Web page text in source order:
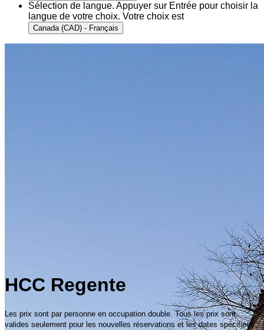
Sélection de langue. Appuyer sur Entrée pour choisir la
langue de votre choix. Votre choix est
Canada (CAD) - Français
HCC Regente
Les prix sont par personne en occupation double. Tous les prix sont
valides seulement pour les nouvelles réservations et les dates spécifiées,